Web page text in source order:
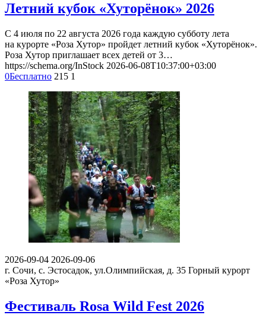
Летний кубок «Хуторёнок» 2026
С 4 июля по 22 августа 2026 года каждую субботу лета
на курорте «Роза Хутор» пройдет летний кубок «Хуторёнок».
Роза Хутор приглашает всех детей от 3…
https://schema.org/InStock 2026-06-08T10:37:00+03:00
0Бесплатно 215 1
2026-09-04 2026-09-06
г. Сочи, с. Эстосадок, ул.Олимпийская, д. 35 Горный курорт
«Роза Хутор»
Фестиваль Rosa Wild Fest 2026